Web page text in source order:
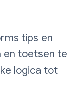
tips en
en toetsen te
logica tot